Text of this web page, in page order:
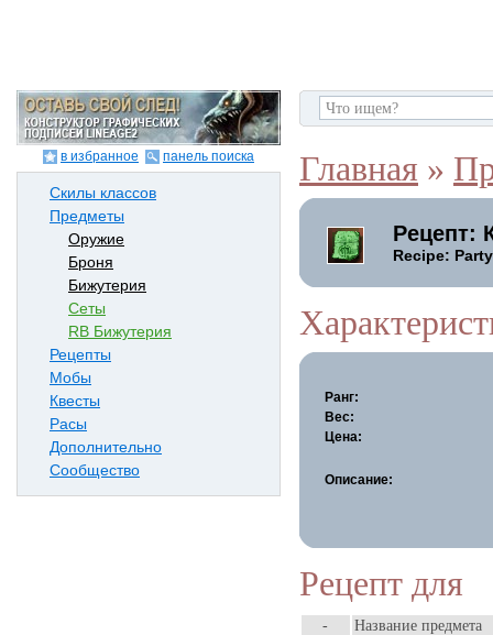
в избранное панель поиска
Скилы классов
Предметы
Оружие
Броня
Бижутерия
Сеты
RB Бижутерия
Рецепты
Мобы
Квесты
Расы
Дополнительно
Сообщество
Главная »
Рецепт:
Recipe:
Ранг:
Вес:
Цена:
Описание:
Рецепт для
- Название предмета